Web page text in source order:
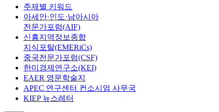
주제별 키워드
아세안·인도·남아시아
전문가포럼(AIF)
신흥지역정보종합
지식포탈(EMERiCs)
중국전문가포럼(CSF)
한미경제연구소(KEI)
EAER 영문학술지
APEC 연구센터 컨소시엄 사무국
KIEP 뉴스레터